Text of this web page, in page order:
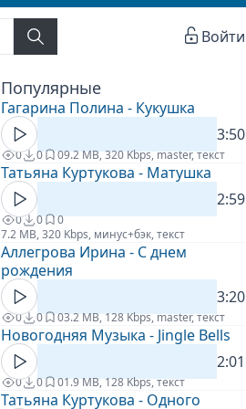
Войти
Популярные
Гагарина Полина - Кукушка
3:50
0 0 09.2 MB, 320 Kbps, master, текст
Татьяна Куртукова - Матушка
2:59
0 0
0
7.2 MB, 320 Kbps, минус+бэк, текст
Аллегрова Ирина - С днем
рождения
3:20
0 0 03.2 MB, 128 Kbps, master, текст
Новогодняя Музыка - Jingle Bells
2:01
0 0 01.9 MB, 128 Kbps, текст
Татьяна Куртукова - Одного